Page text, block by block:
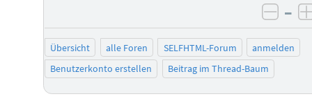
–
Übersicht alle Foren SELFHTML-Forum
anmelden
Benutzerkonto erstellen
Beitrag im Thread-Baum